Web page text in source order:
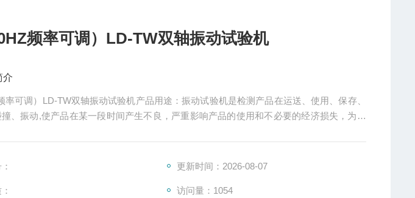
频率可调）LD-TW双轴振动试验机
介
率可调）LD-TW双轴振动试验机产品用途：振动试验机是检测产品在运送、使用、保存、
、振动,使产品在某一段时间产生不良，严重影响产品的使用和不必要的经济损失，为了
更新时间：2026-08-07
访问量：1054